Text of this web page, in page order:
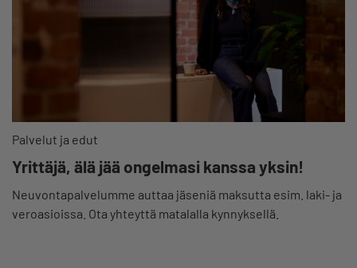
Palvelut ja edut
Yrittäjä, älä jää ongelmasi kanssa yksin!
Neuvontapalvelumme auttaa jäseniä maksutta esim. laki- ja
veroasioissa. Ota yhteyttä matalalla kynnyksellä.